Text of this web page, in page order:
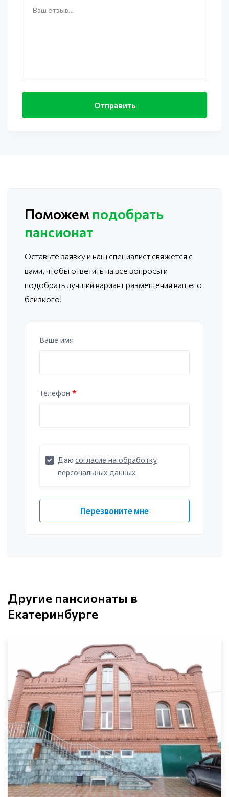
Поможем подобрать
пансионат
Оставьте заявку и наш специалист свяжется с
вами, чтобы ответить на все вопросы и
подобрать лучший вариант размещения вашего
близкого!
Другие пансионаты в
Екатеринбурге